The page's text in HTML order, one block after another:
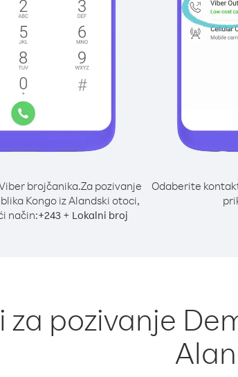
brojčanika.Za pozivanje
Kongo iz Alandski otoci,
način:+243+ Lokalni broj
Odaberite
za pozivanje